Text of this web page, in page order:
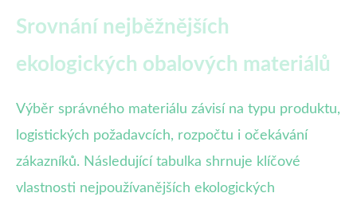
Srovnání nejběžnějších
ekologických obalových materiálů
Výběr správného materiálu závisí na typu produktu,
logistických požadavcích, rozpočtu i očekávání
zákazníků. Následující tabulka shrnuje klíčové
vlastnosti nejpoužívanějších ekologických